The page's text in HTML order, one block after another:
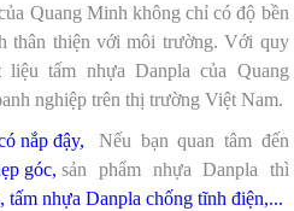
Quang Minh không chỉ có độ bền
thân thiện với môi trường. Với quy
tấm nhựa Danpla của Quang
nghiệp trên thị trường Việt Nam.
nắp đậy,
góc,
tấm nhựa Danpla chống tĩnh điện,...
Nếu bạn quan tâm đến
sản phẩm nhựa Danpla thì